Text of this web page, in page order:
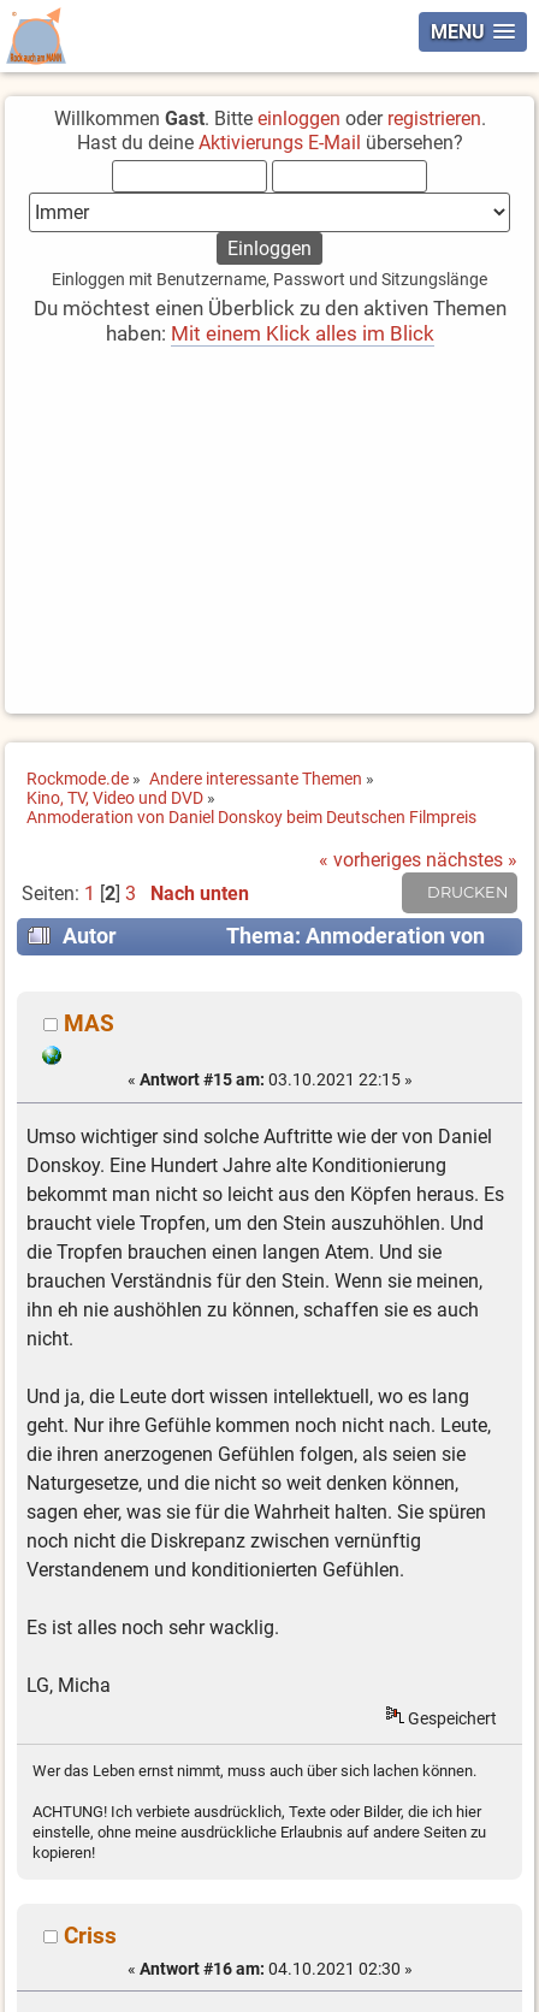
MENU
Willkommen Gast. Bitte einloggen oder registrieren.
Hast du deine Aktivierungs E-Mail übersehen?
Einloggen mit Benutzername, Passwort und Sitzungslänge
Du möchtest einen Überblick zu den aktiven Themen
haben: Mit einem Klick alles im Blick
Rockmode.de » Andere interessante Themen »
Kino, TV, Video und DVD »
Anmoderation von Daniel Donskoy beim Deutschen Filmpreis
« vorheriges nächstes »
DRUCKEN
Seiten: 1 [2] 3 Nach unten
Autor
Thema: Anmoderation von
(Gelesen 61086 mal)
MAS
« Antwort #15 am: 03.10.2021 22:15 »
Umso wichtiger sind solche Auftritte wie der von Daniel
Donskoy. Eine Hundert Jahre alte Konditionierung
bekommt man nicht so leicht aus den Köpfen heraus. Es
braucht viele Tropfen, um den Stein auszuhöhlen. Und
die Tropfen brauchen einen langen Atem. Und sie
brauchen Verständnis für den Stein. Wenn sie meinen,
ihn eh nie aushöhlen zu können, schaffen sie es auch
nicht.
Und ja, die Leute dort wissen intellektuell, wo es lang
geht. Nur ihre Gefühle kommen noch nicht nach. Leute,
die ihren anerzogenen Gefühlen folgen, als seien sie
Naturgesetze, und die nicht so weit denken können,
sagen eher, was sie für die Wahrheit halten. Sie spüren
noch nicht die Diskrepanz zwischen vernünftig
Verstandenem und konditionierten Gefühlen.
Es ist alles noch sehr wacklig.
LG, Micha
Gespeichert
Wer das Leben ernst nimmt, muss auch über sich lachen können.
ACHTUNG! Ich verbiete ausdrücklich, Texte oder Bilder, die ich hier
einstelle, ohne meine ausdrückliche Erlaubnis auf andere Seiten zu
kopieren!
Criss
« Antwort #16 am: 04.10.2021 02:30 »